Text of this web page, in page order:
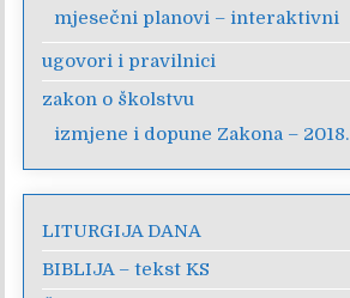
mjesečni planovi – interaktivni
ugovori i pravilnici
zakon o školstvu
izmjene i dopune Zakona – 2018.
LITURGIJA DANA
BIBLIJA – tekst KS